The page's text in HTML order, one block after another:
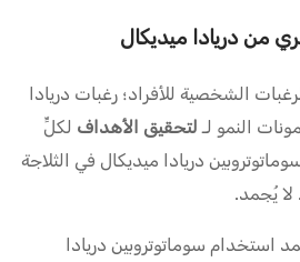
من دريادا ميديكال
الشخصية للأفراد؛ رغبات دريادا
النمو لـ لتحقيق الأهداف لكلٍّ
دريادا ميديكال في الثلاجة
استخدام سوماتوتروبين دريادا